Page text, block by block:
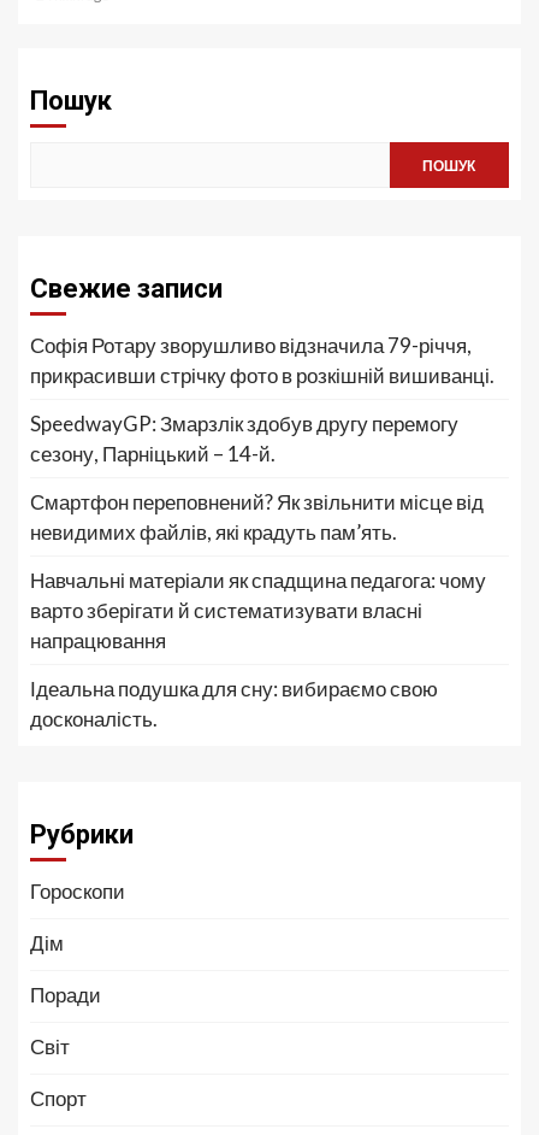
Пошук
ПОШУК
Свежие записи
Софія Ротару зворушливо відзначила 79-річчя,
прикрасивши стрічку фото в розкішній вишиванці.
SpeedwayGP: Змарзлік здобув другу перемогу
сезону, Парніцький – 14-й.
Смартфон переповнений? Як звільнити місце від
невидимих файлів, які крадуть пам’ять.
Навчальні матеріали як спадщина педагога: чому
варто зберігати й систематизувати власні
напрацювання
Ідеальна подушка для сну: вибираємо свою
досконалість.
Рубрики
Гороскопи
Дім
Поради
Світ
Спорт